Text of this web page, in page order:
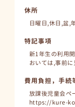
休所
日曜日,休日,盆,
特記事項
新1年生の利用
おいては,事前
費用負担，手続
放課後児童会ペ
https://kure-